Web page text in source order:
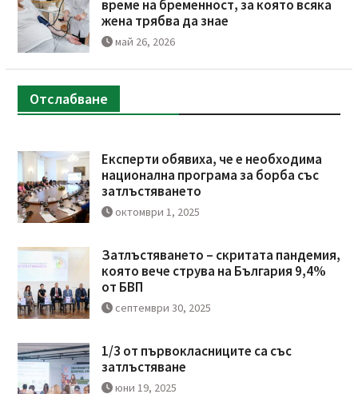
време на бременност, за която всяка
жена трябва да знае
май 26, 2026
Отслабване
Експерти обявиха, че е необходима
национална програма за борба със
затлъстяването
октомври 1, 2025
Затлъстяването – скритата пандемия,
която вече струва на България 9,4%
от БВП
септември 30, 2025
1/3 от първокласниците са със
затлъстяване
юни 19, 2025